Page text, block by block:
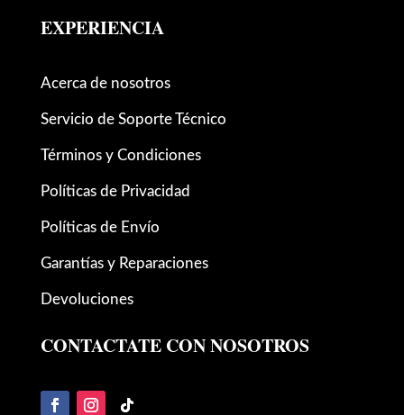
EXPERIENCIA
Acerca de nosotros
Servicio de Soporte Técnico
Términos y Condiciones
Políticas de Privacidad
Políticas de Envío
Garantías y Reparaciones
Devoluciones
CONTACTATE CON NOSOTROS